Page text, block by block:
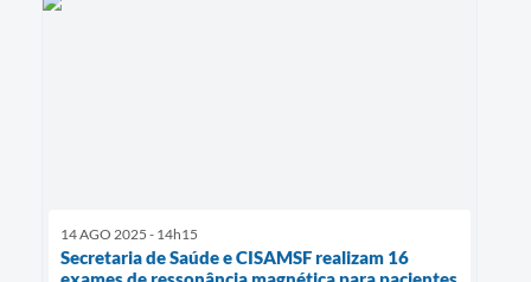
14 AGO 2025 - 14h15
Secretaria de Saúde e CISAMSF realizam 16